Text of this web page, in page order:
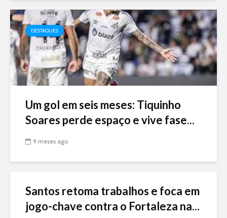
DESTAQUES
Um gol em seis meses: Tiquinho
Soares perde espaço e vive fase...
9 meses ago
Santos retoma trabalhos e foca em
jogo-chave contra o Fortaleza na...